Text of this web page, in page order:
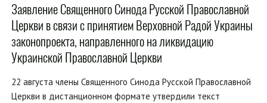
Заявление Священного Синода Русской Православной
Церкви в связи с принятием Верховной Радой Украины
законопроекта, направленного на ликвидацию
Украинской Православной Церкви
22 августа члены Священного Синода Русской Православной
Церкви в дистанционном формате утвердили текст